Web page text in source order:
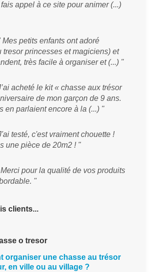
appel à ce site pour animer (...)
Mes petits enfants ont adoré
tresor princesses et magiciens) et
très facile à organiser et (...) "
acheté le kit « chasse aux trésor
de mon garçon de 9 ans.
en parlaient encore à la (...) "
testé, c'est vraiment chouette !
une pièce de 20m2 ! "
pour la qualité de vos produits
"
clients...
o tresor
organiser une chasse au trésor
en ville ou au village ?